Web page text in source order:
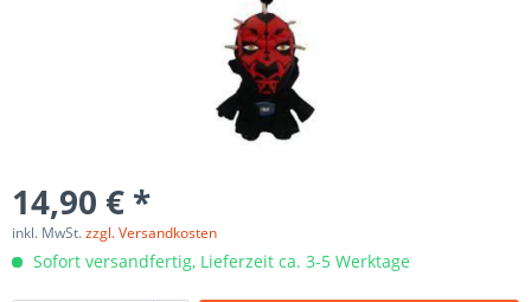
14,90 € *
inkl. MwSt.zzgl. Versandkosten
Sofort versandfertig, Lieferzeit ca. 3-5 Werktage